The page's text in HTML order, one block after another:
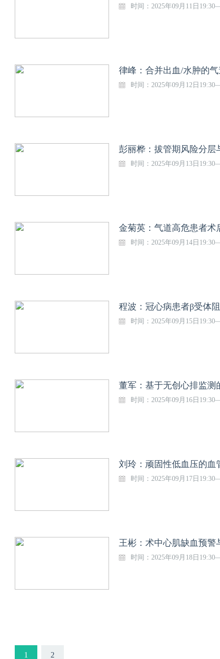
时间：2025年09月11日
律峰：合并出血/水肿的
时间：2025年09月12日
彭丽桦：拔管期风险分层
时间：2025年09月13日
金菊英：气道高危患者术
时间：2025年09月14日
程波：冠心病患者β受体
时间：2025年09月15日
时间：2025年09月16日
刘玲：顽固性低血压的血
时间：2025年09月17日
王彬：术中心肌缺血预警
时间：2025年09月18日
1 2